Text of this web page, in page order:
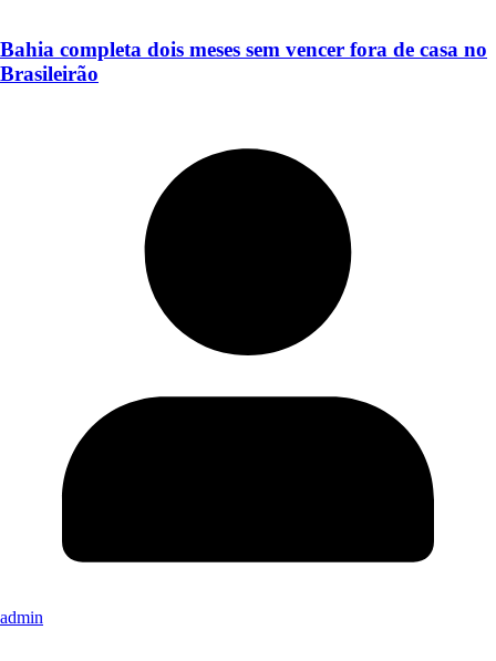
Bahia completa dois meses sem vencer fora de casa no
Brasileirão
admin